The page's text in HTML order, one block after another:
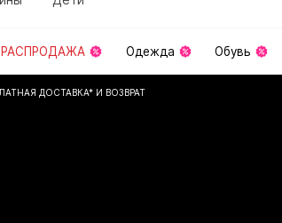
РАСПРОДАЖА Одежда Обувь
ДОСТАВКА* И ВОЗВРАТ